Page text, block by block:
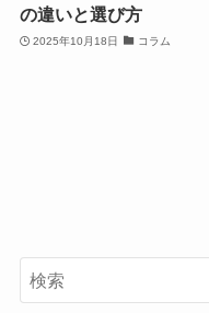
の違いと選び方
2025年10月18日 コラム